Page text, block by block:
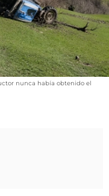
nunca había obtenido el